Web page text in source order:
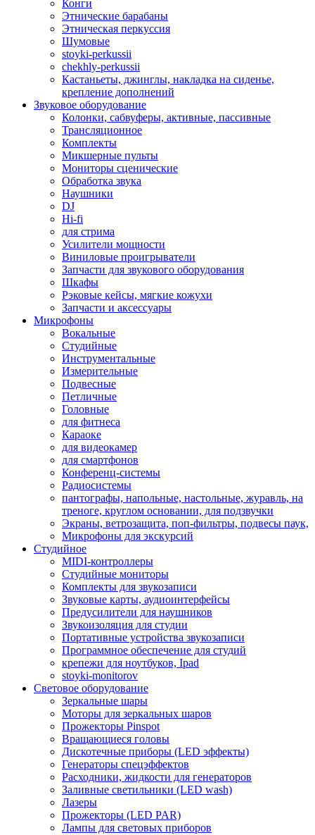
Конги
Этнические барабаны
Этническая перкуссия
Шумовые
stoyki-perkussii
chekhly-perkussii
Кастаньеты, джинглы, накладка на сиденье,
крепление дополнений
Звуковое оборудование
Колонки, сабвуферы, активные, пассивные
Трансляционное
Комплекты
Микшерные пульты
Мониторы сценические
Обработка звука
Наушники
DJ
Hi-fi
для стрима
Усилители мощности
Виниловые проигрыватели
Запчасти для звукового оборудования
Шкафы
Рэковые кейсы, мягкие кожухи
Запчасти и аксессуары
Микрофоны
Вокальные
Студийные
Инструментальные
Измерительные
Подвесные
Петличные
Головные
для фитнеса
Караоке
для видеокамер
для смартфонов
Конференц-системы
Радиосистемы
пантографы, напольные, настольные, журавль, на
треноге, круглом основании, для подзвучки
Экраны, ветрозащита, поп-фильтры, подвесы паук,
Микрофоны для экскурсий
Студийное
MIDI-контроллеры
Студийные мониторы
Комплекты для звукозаписи
Звуковые карты, аудиоинтерфейсы
Предусилители для наушников
Звукоизоляция для студии
Портативные устройства звукозаписи
Программное обеспечение для студий
крепежи для ноутбуков, Ipad
stoyki-monitorov
Световое оборудование
Зеркальные шары
Моторы для зеркальных шаров
Прожекторы Pinspot
Вращающиеся головы
Дискотечные приборы (LED эффекты)
Генераторы спецэффектов
Расходники, жидкости для генераторов
Заливные светильники (LED wash)
Лазеры
Прожекторы (LED PAR)
Лампы для световых приборов